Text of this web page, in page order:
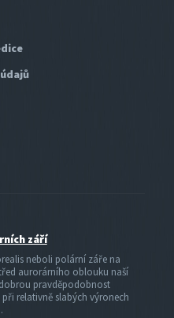
září
neboli polární záře na
aurorárního oblouku naší
pravděpodobnost
relativně slabých výronech